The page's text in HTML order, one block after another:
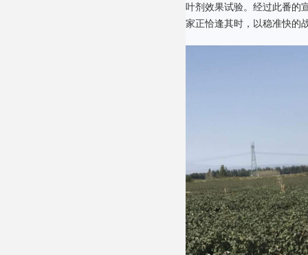
叶剂效果试验。经过此番的
家正恰逢其时，以稳准快的